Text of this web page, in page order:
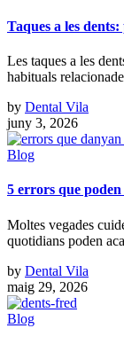
Taques a les
Les taques a les
habituals
by Dental Vila
juny 3, 2026
Blog
5 errors que poden
Moltes vegades
quotidians poden
by Dental Vila
maig 29, 2026
Blog